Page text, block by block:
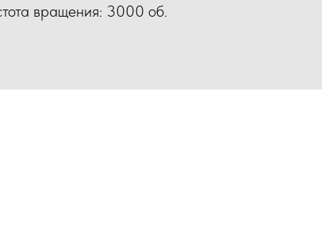
вращения: 3000 об.